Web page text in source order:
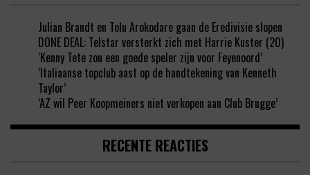
Julian Brandt en Tolu Arokodare gaan de Eredivisie slopen
DONE DEAL: Telstar versterkt zich met Harrie Kuster (20)
‘Kenny Tete zou een goede speler zijn voor Feyenoord’
‘Italiaanse topclub aast op de handtekening van Kenneth
Taylor’
‘AZ wil Peer Koopmeiners niet verkopen aan Club Brugge’
RECENTE REACTIES